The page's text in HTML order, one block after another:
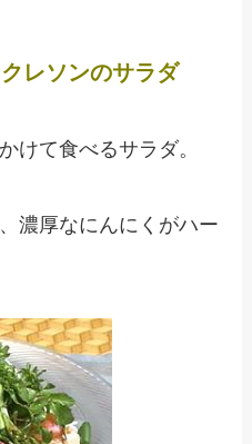
レソンのサラダ
けて食べるサラダ。
濃厚なにんにくがハー